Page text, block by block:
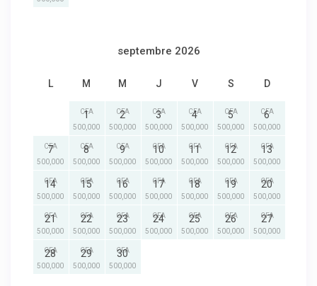
septembre 2026
L M M J V S D
1
CFA
500,000
2
CFA
500,000
3
CFA
500,000
4
CFA
500,000
5
CFA
500,000
6
CFA
500,000
7
CFA
500,000
8
CFA
500,000
9
CFA
500,000
10
CFA
500,000
11
CFA
500,000
12
CFA
500,000
13
CFA
500,000
14
CFA
500,000
15
CFA
500,000
16
CFA
500,000
17
CFA
500,000
18
CFA
500,000
19
CFA
500,000
20
CFA
500,000
21
CFA
500,000
22
CFA
500,000
23
CFA
500,000
24
CFA
500,000
25
CFA
500,000
26
CFA
500,000
27
CFA
500,000
28
CFA
500,000
29
CFA
500,000
30
CFA
500,000